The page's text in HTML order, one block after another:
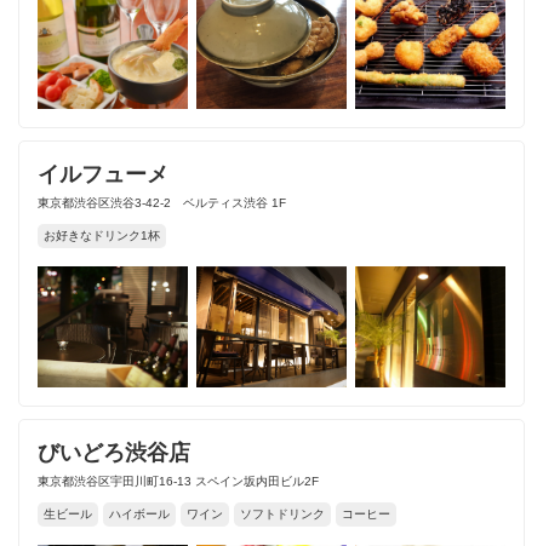
イルフューメ
東京都渋谷区渋谷3-42-2 ベルティス渋谷 1F
お好きなドリンク1杯
びいどろ渋谷店
東京都渋谷区宇田川町16-13 スペイン坂内田ビル2F
生ビール ハイボール ワイン ソフトドリンク コーヒー